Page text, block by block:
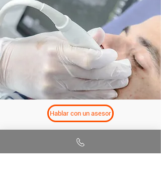
Hablar con un asesor
Diagnóstico de tumores: Ayuda a identificar la
extensión, localización y naturaleza de tumores